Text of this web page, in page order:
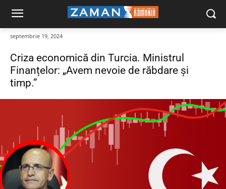
septembrie 19, 2024
Criza economică din Turcia. Ministrul
Finanțelor: „Avem nevoie de răbdare și
timp.”